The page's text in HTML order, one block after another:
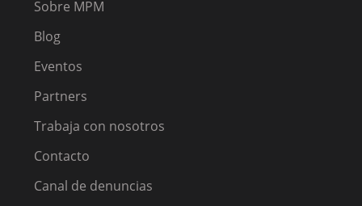
Sobre MPM
Blog
Eventos
Partners
Trabaja con nosotros
Contacto
Canal de denuncias